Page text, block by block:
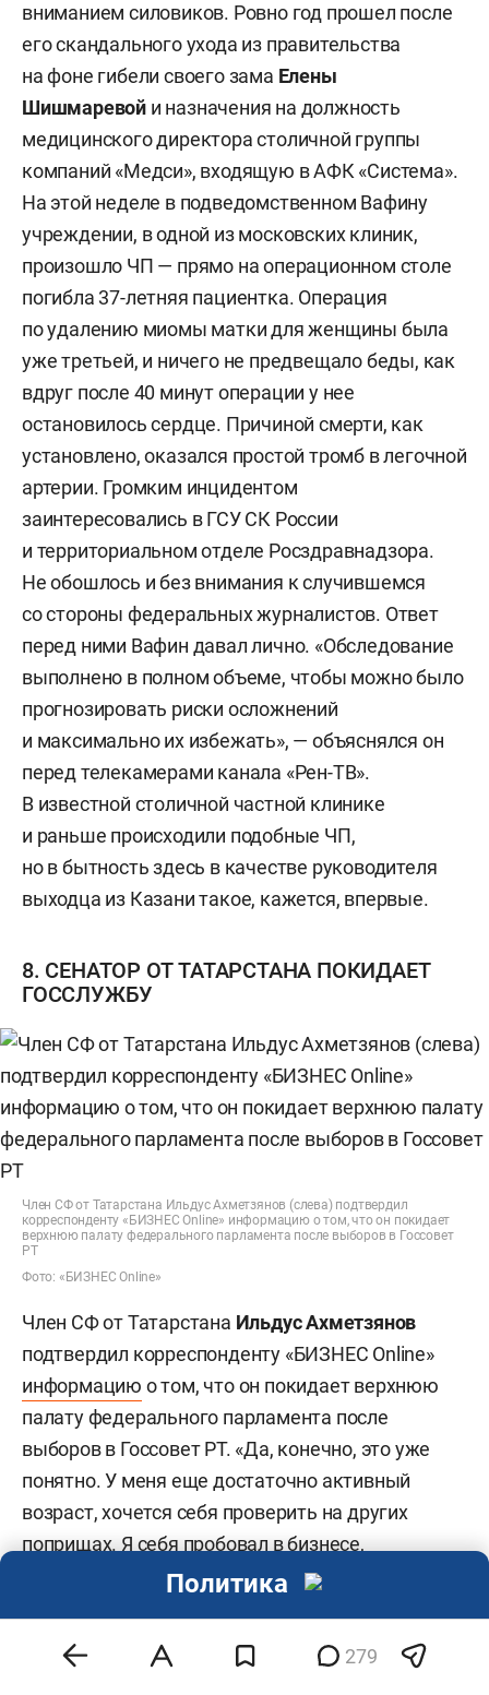
вниманием силовиков. Ровно год прошел после
его скандального ухода из правительства
на фоне гибели своего зама Елены
Шишмаревой и назначения на должность
медицинского директора столичной группы
компаний «Медси», входящую в АФК «Система».
На этой неделе в подведомственном Вафину
учреждении, в одной из московских клиник,
произошло ЧП — прямо на операционном столе
погибла 37-летняя пациентка. Операция
по удалению миомы матки для женщины была
уже третьей, и ничего не предвещало беды, как
вдруг после 40 минут операции у нее
остановилось сердце. Причиной смерти, как
установлено, оказался простой тромб в легочной
артерии. Громким инцидентом
заинтересовались в ГСУ СК России
и территориальном отделе Росздравнадзора.
Не обошлось и без внимания к случившемся
со стороны федеральных журналистов. Ответ
перед ними Вафин давал лично. «Обследование
выполнено в полном объеме, чтобы можно было
прогнозировать риски осложнений
и максимально их избежать», — объяснялся он
перед телекамерами канала «Рен-ТВ».
В известной столичной частной клинике
и раньше происходили подобные ЧП,
но в бытность здесь в качестве руководителя
выходца из Казани такое, кажется, впервые.
8. СЕНАТОР ОТ ТАТАРСТАНА ПОКИДАЕТ
ГОССЛУЖБУ
Член СФ от Татарстана Ильдус Ахметзянов (слева) подтвердил
корреспонденту «БИЗНЕС Online» информацию о том, что он покидает
верхнюю палату федерального парламента после выборов в Госсовет
РТ
Фото: «БИЗНЕС Online»
Член СФ от Татарстана Ильдус Ахметзянов
подтвердил корреспонденту «БИЗНЕС Online»
информацию о том, что он покидает верхнюю
палату федерального парламента после
выборов в Госсовет РТ. «Да, конечно, это уже
понятно. У меня еще достаточно активный
возраст, хочется себя проверить на других
поприщах. Я себя пробовал в бизнесе,
муниципалитете (руководил Чистопольским
пять лет в Совете Федерации. Я благодарен
Рустаму Нургалиевичу, Фариду Хайрулловичу
279
Политика